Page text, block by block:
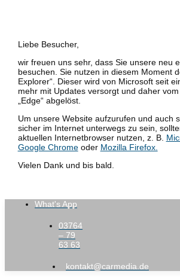
Liebe Besucher,
wir freuen uns sehr, dass Sie unsere neu
besuchen. Sie nutzen in diesem Moment
Explorer“. Dieser wird von Microsoft seit
mehr mit Updates versorgt und daher
„Edge“ abgelöst.
Um unsere Website aufzurufen und auch
sicher im Internet unterwegs zu sein,
aktuellen Internetbrowser nutzen, z. B.
Google Chromeoder Mozilla Firefox.
Vielen Dank und bis bald.
What's App
03764
– 79
63 63
kontakt@carmedia.de